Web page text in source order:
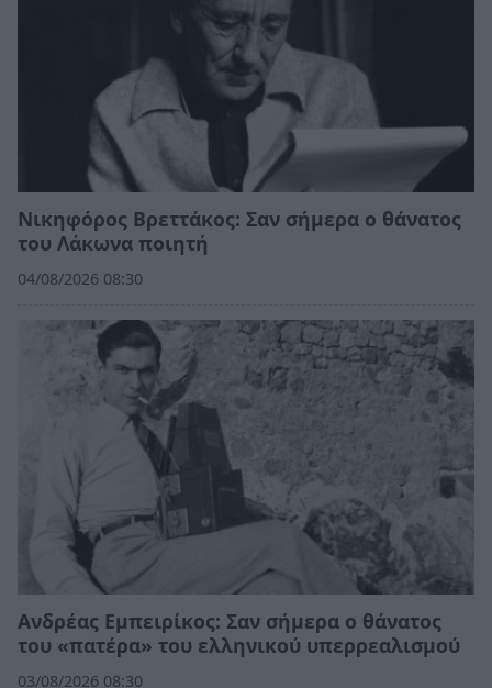
Νικηφόρος Βρεττάκος: Σαν σήμερα ο θάνατος
του Λάκωνα ποιητή
04/08/2026 08:30
Ανδρέας Εμπειρίκος: Σαν σήμερα ο θάνατος
του «πατέρα» του ελληνικού υπερρεαλισμού
03/08/2026 08:30